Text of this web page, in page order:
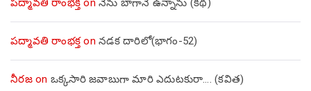
పద్మావతి రాంభక్తon నడక దారిలో(భాగం-52)
నీరజon ఒక్కసారి జవాబుగా మారి ఎదుటకురా…. (కవిత)